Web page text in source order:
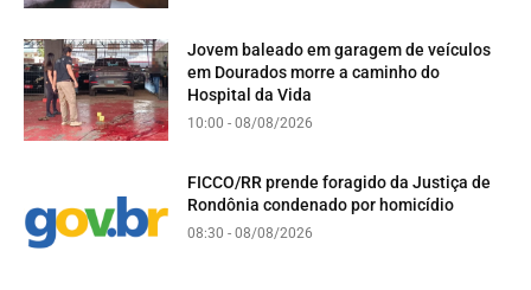
Jovem baleado em garagem de veículos
em Dourados morre a caminho do
Hospital da Vida
10:00 - 08/08/2026
FICCO/RR prende foragido da Justiça de
Rondônia condenado por homicídio
08:30 - 08/08/2026